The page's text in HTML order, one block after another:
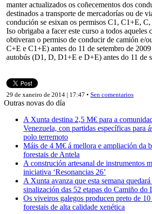
manter actualizados os coñecementos dos
destinados a transporte de mercadorías ou de
condución se esixan os permisos C1, C1+E,
Iso obrigaba a facer este curso a todos aqueles
obtiveran o permiso de conducir de camión e/
C+E e C1+E) antes do 11 de setembro de
autobús (D1, D, D1+E e D+E) antes do 11 de
29 de xaneiro de 2014 | 17:47 • Sen comentarios
Outras novas do día
A Xunta destina 2,5 M€ para a
Venezuela, con partidas específicas para
polo terremoto
Máis de 4 M€ á mellora e ampliación da
forestais de Antela
A construción artesanal de instrumentos
iniciativa ‘Resonancias 26’
A Xunta avanza que esta semana quedará
sinalización das 52 etapas do Camiño do
Os viveiros galegos producen preto de
forestais de alta calidade xenética